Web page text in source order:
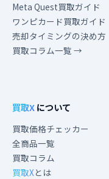
Meta Quest買取ガイド
ワンピカード買取ガイド
売却タイミングの決め方
買取コラム一覧 →
買取Xについて
買取価格チェッカー
全商品一覧
買取コラム
買取Xとは